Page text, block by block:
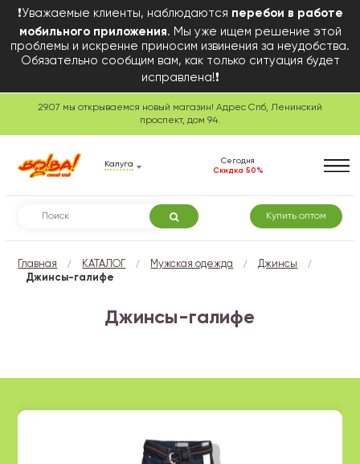
❗Уважаемые клиенты, наблюдаются перебои в работе
мобильного приложения. Мы уже ищем решение этой
проблемы и искренне приносим извинения за неудобства.
Обязательно сообщим вам, как только ситуация будет
исправлена!❗
29.07 мы открываемся новый магазин! Адрес Спб, Ленинский
проспект, дом 94.
Калуга
Сегодня
Скидка 50%
Купить оптом
Главная / КАТАЛОГ / Мужская одежда / Джинсы /
Джинсы-галифе
Джинсы-галифе